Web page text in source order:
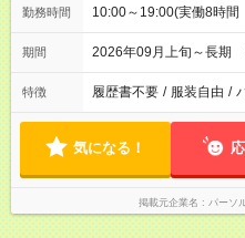
勤務時間 10:00～19:00(実働8時
期間 2026年09月上旬～長期
特徴 履歴書不要 / 服装自由 /
気になる！
掲載元企業名 パーソ